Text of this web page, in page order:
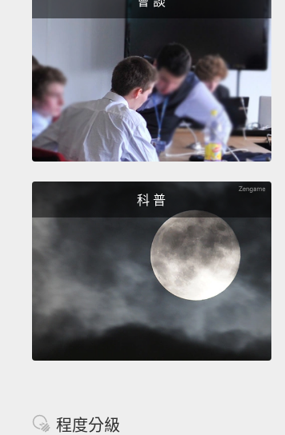
科 普
程度分級